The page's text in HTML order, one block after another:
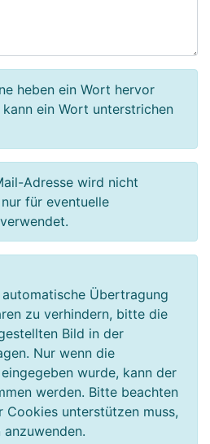
heben ein Wort hervor
ein Wort unterstrichen
Adresse wird nicht
für eventuelle
Übertragung
zu verhindern, bitte die
Bild in der
Nur wenn die
wurde, kann der
werden. Bitte beachten
Cookies unterstützen muss,